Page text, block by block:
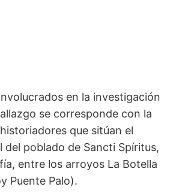
en la investigación
se corresponde con la
que sitúan el
poblado de Sancti Spíritus,
entre los arroyos La Botella
Puente Palo).